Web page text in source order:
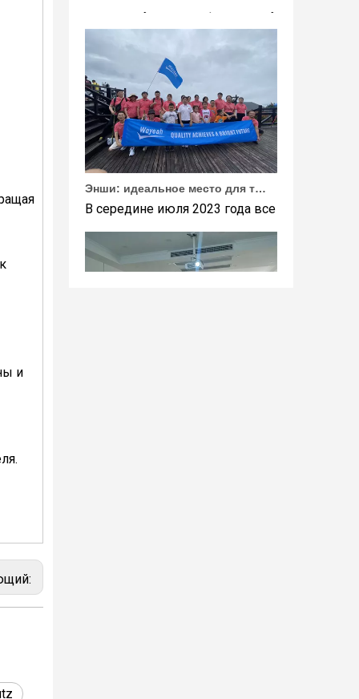
и
Энши: идеальное место для тимбилдинга Weyeah
В середине июля 2023 года все